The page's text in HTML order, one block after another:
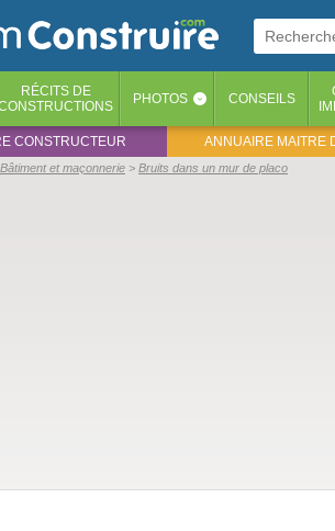
RÉCITS DE
PHOTOS ‹ CONSEILS
CONSTRUCTEUR ANNUAIRE MAITRE
Bâtiment et maçonnerie Bruits dans un mur de placo